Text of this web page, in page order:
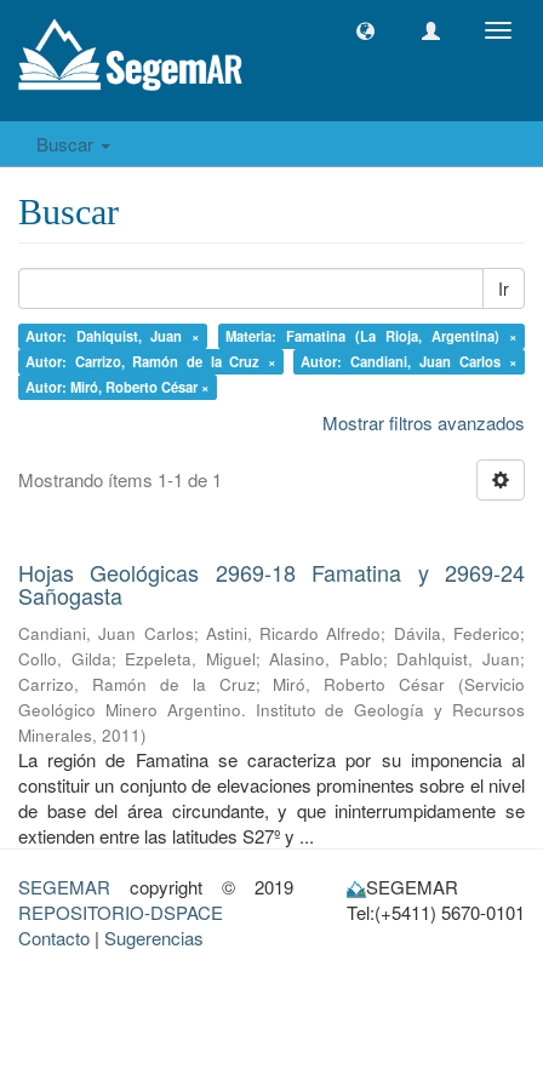
Buscar
Buscar
Ir
Autor: Dahlquist, Juan ×
Materia: Famatina (La Rioja, Argentina) ×
Autor: Carrizo, Ramón de la Cruz ×
Autor: Candiani, Juan Carlos ×
Autor: Miró, Roberto César ×
Mostrar filtros avanzados
Mostrando ítems 1-1 de 1
Hojas Geológicas 2969-18 Famatina y 2969-24
Sañogasta
Candiani, Juan Carlos; Astini, Ricardo Alfredo; Dávila, Federico;
Collo, Gilda; Ezpeleta, Miguel;Alasino, Pablo; Dahlquist, Juan;
Carrizo, Ramón de la Cruz; Miró, Roberto César (Servicio
Geológico Minero Argentino. Instituto de Geología y Recursos
Minerales, 2011)
La región de Famatina se caracteriza por su imponencia al
constituir un conjunto de elevaciones prominentes sobre el nivel
de base del área circundante, y que ininterrumpidamente se
extienden entre las latitudes S27º y ...
SEGEMAR copyright © 2019
REPOSITORIO-DSPACE
Contacto | Sugerencias
SEGEMAR
Tel:(+5411) 5670-0101